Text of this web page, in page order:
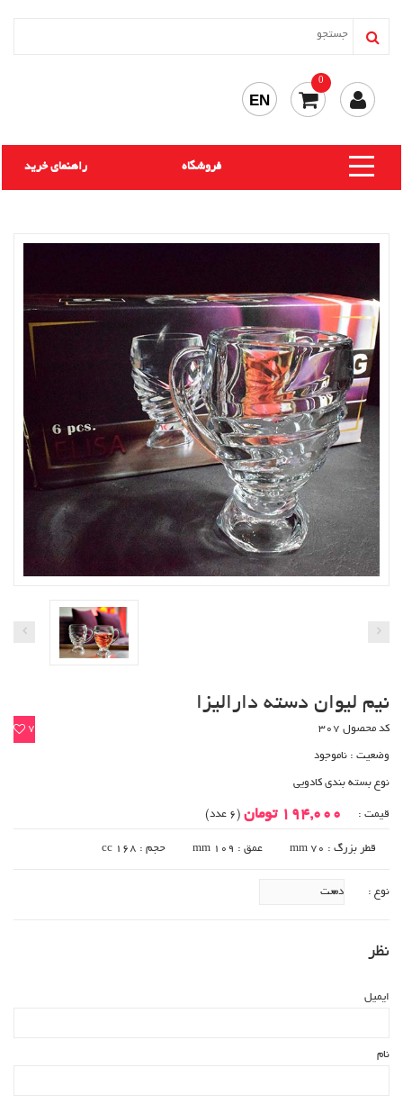
0
EN
راهنمای خرید فروشگاه
نیم لیوان دسته دارالیزا
7 کد محصول 307
وضعیت : ناموجود
نوع بسته بندی کادویی
قیمت : 194,000 تومان (6 عدد)
قطر بزرگ : 70 mm عمق : 109 mm حجم : 168 cc
نوع :
نظر
ایمیل
نام